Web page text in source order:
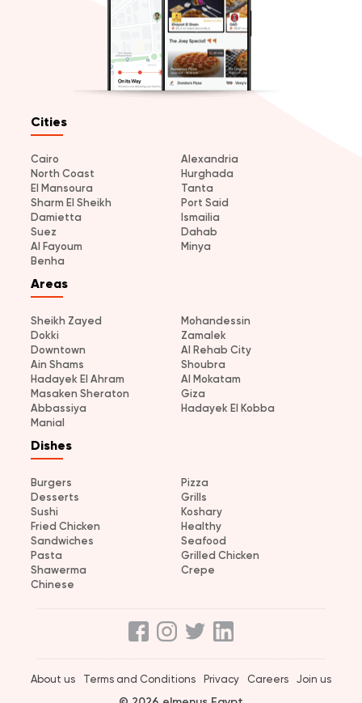
Cities
Cairo
Alexandria
North Coast
Hurghada
El Mansoura
Tanta
Sharm El Sheikh
Port Said
Damietta
Ismailia
Suez
Dahab
Al Fayoum
Minya
Benha
Areas
Sheikh Zayed
Mohandessin
Dokki
Zamalek
Downtown
Al Rehab City
Ain Shams
Shoubra
Hadayek El Ahram
Al Mokatam
Masaken Sheraton
Giza
Abbassiya
Hadayek El Kobba
Manial
Dishes
Burgers
Pizza
Desserts
Grills
Sushi
Koshary
Fried Chicken
Healthy
Sandwiches
Seafood
Pasta
Grilled Chicken
Shawerma
Crepe
Chinese
About us Terms and Conditions Privacy Careers Join us